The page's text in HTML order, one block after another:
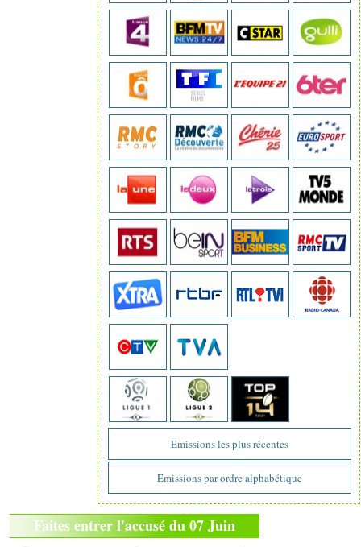
Emissions les plus récentes
Emissions par ordre alphabétique
Faites entrer l'accusé du 07 Juin